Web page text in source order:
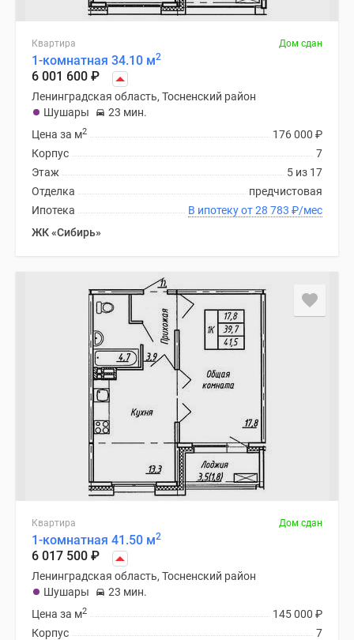
Квартира Дом сдан
1-комнатная 34.10 м2
6 001 600 ₽
Ленинградская область, Тосненский район
Шушары
23 мин.
176 000 ₽
Цена за м2
7
Корпус
5 из 17
Этаж
предчистовая
Отделка
В ипотеку от 28 783 ₽/мес
Ипотека
ЖК «Сибирь»
Квартира Дом сдан
1-комнатная 41.50 м2
6 017 500 ₽
Ленинградская область, Тосненский район
Шушары
23 мин.
145 000 ₽
Цена за м2
7
Корпус